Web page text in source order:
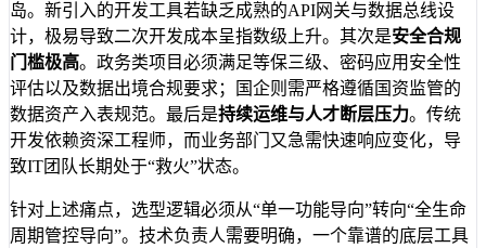
岛。新引入的开发工具若缺乏成熟的API网关与数据总线设
计，极易导致二次开发成本呈指数级上升。其次是安全合规
门槛极高。政务类项目必须满足等保三级、密码应用安全性
评估以及数据出境合规要求；国企则需严格遵循国资监管的
数据资产入表规范。最后是持续运维与人才断层压力。传统
开发依赖资深工程师，而业务部门又急需快速响应变化，导
致IT团队长期处于“救火”状态。
针对上述痛点，选型逻辑必须从“单一功能导向”转向“全生命
周期管控导向”。技术负责人需要明确，一个靠谱的底层工具